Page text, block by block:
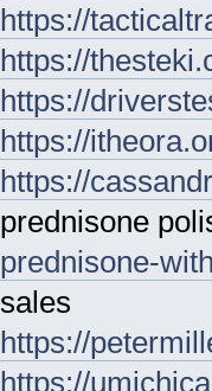
https://
https://
https://
https://
https://
prednisone
prednisone-
sales
https://
https://